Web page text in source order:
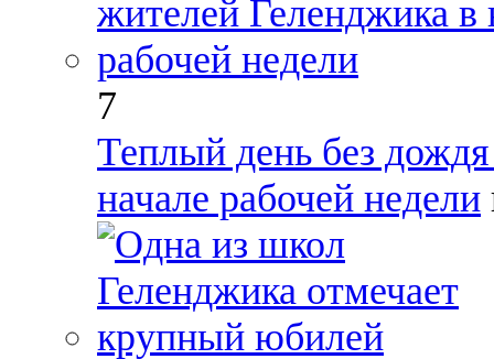
7
Теплый день без
начале рабочей недели